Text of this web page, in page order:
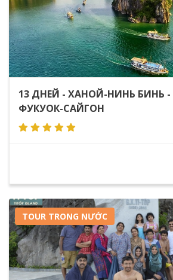
13 ДНЕЙ - ХАНОЙ-НИНЬ БИНЬ
ФУКУОК-САЙГОН
TOUR TRONG NƯỚC